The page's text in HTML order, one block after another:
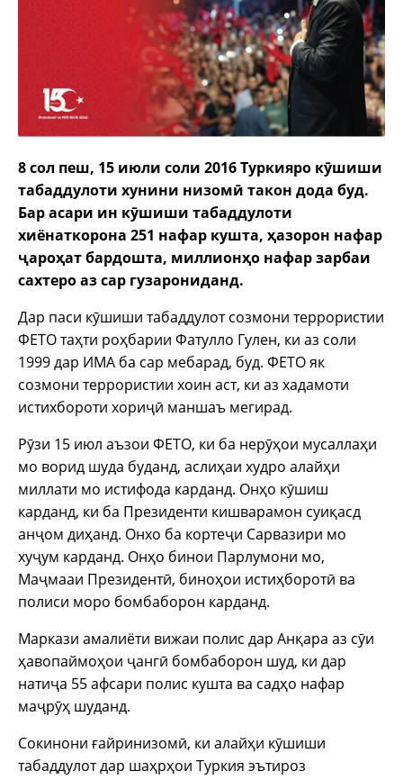
8 сол пеш, 15 июли соли 2016 Туркияро кӯшиши
табаддулоти хунини низомӣ такон дода буд.
Бар асари ин кӯшиши табаддулоти
хиёнаткорона 251 нафар кушта, ҳазорон нафар
ҷароҳат бардошта, миллионҳо нафар зарбаи
сахтеро аз сар гузарониданд.
Дар паси кӯшиши табаддулот созмони террористии
ФЕТО таҳти роҳбарии Фатулло Гулен, ки аз соли
1999 дар ИМА ба сар мебарад, буд. ФЕТО як
созмони террористии хоин аст, ки аз хадамоти
истихбороти хориҷӣ маншаъ мегирад.
Рӯзи 15 июл аъзои ФЕТО, ки ба нерӯҳои мусаллаҳи
мо ворид шуда буданд, аслиҳаи худро алайҳи
миллати мо истифода карданд. Онҳо кӯшиш
карданд, ки ба Президенти кишварамон суиқасд
анҷом диҳанд. Онхо ба кортеҷи Сарвазири мо
хуҷум карданд. Онҳо бинои Парлумони мо,
Маҷмааи Президентӣ, биноҳои истиҳборотӣ ва
полиси моро бомбаборон карданд.
Маркази амалиёти вижаи полис дар Анқара аз сӯи
ҳавопаймоҳои ҷангӣ бомбаборон шуд, ки дар
натиҷа 55 афсари полис кушта ва садҳо нафар
маҷрӯҳ шуданд.
Сокинони ғайринизомӣ, ки алайҳи кӯшиши
табаддулот дар шаҳрҳои Туркия эътироз